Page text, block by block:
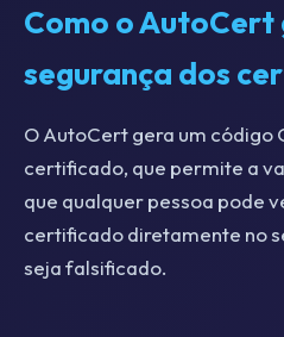
Como o
segurança dos
O AutoCert gera um código
certificado, que permite a
que qualquer pessoa pode
certificado diretamente no
seja falsificado.